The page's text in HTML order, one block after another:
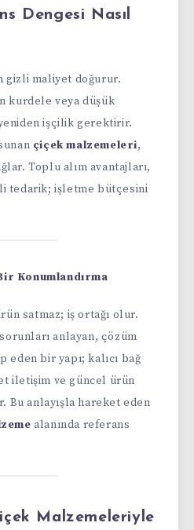
Dengesi Nasıl
gizli maliyet doğurur.
kurdele veya düşük
işçilik gerektirir.
çiçek malzemeleri,
Toplu alım avantajları,
tedarik; işletme bütçesini
Konumlandırma
satmaz; iş ortağı olur.
anlayan, çözüm
bir yapı; kalıcı bağ
iletişim ve güncel ürün
Bu anlayışla hareket eden
alanında referans
Malzemeleriyle